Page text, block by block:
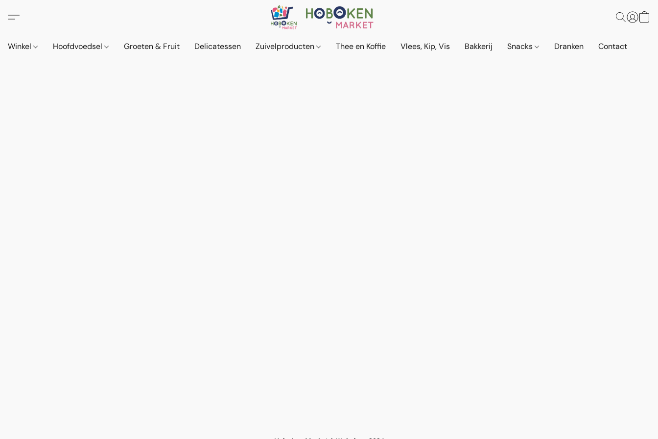
Winkel Hoofdvoedsel Groeten & Fruit Delicatessen Zuivelproducten Thee en Koffie Vlees, Kip, Vis Bakkerij Snacks Dranken Contact